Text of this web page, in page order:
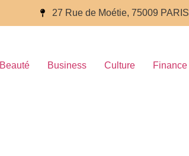
27 Rue de Moétie, 75009 PARIS
Beauté Business Culture Finance